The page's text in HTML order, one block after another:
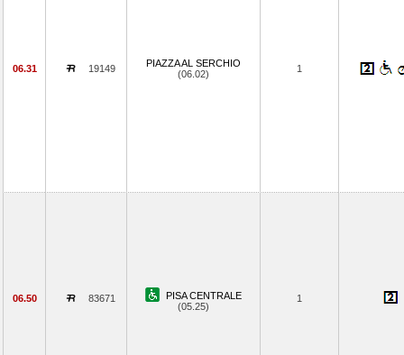
06.31 19149
PIAZZA AL SERCHIO
(06.02)
1
06.50 83671
PISA CENTRALE
(05.25)
1